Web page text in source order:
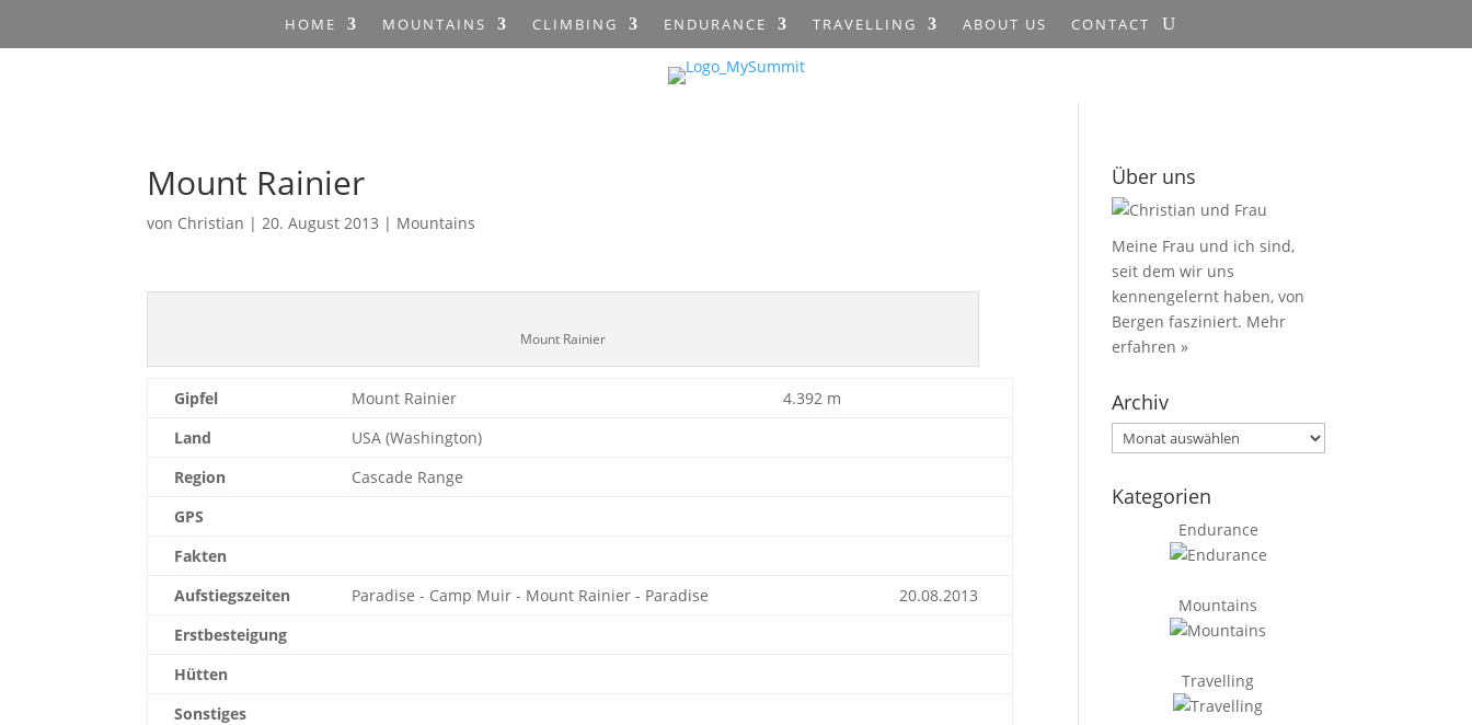
HOME MOUNTAINS CLIMBING ENDURANCE TRAVELLING ABOUT US CONTACT
Mount Rainier
von Christian |20. August 2013 | Mountains
Mount Rainier
Gipfel Mount Rainier
4.392 m
Land
USA (Washington)
Region
Cascade Range
GPS
Fakten
Aufstiegszeiten
Paradise - Camp Muir - Mount Rainier - Paradise
20.08.2013
Erstbesteigung
Hütten
Sonstiges
Über uns
Meine Frau und ich sind,
seit dem wir uns
kennengelernt haben, von
Bergen fasziniert. Mehr
erfahren »
Archiv
Archiv
Kategorien
Endurance
Mountains
Travelling